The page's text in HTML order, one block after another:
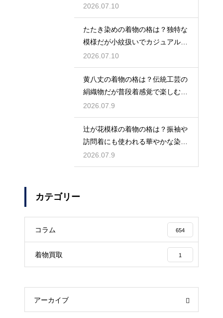
説
2026.07.10
たたき染めの着物の格は？独特な
模様だが小紋扱いでカジュアルに
着こなす
2026.07.10
黄八丈の着物の格は？伝統工芸の
絹織物だが普段着感覚で楽しむお
しゃれ着
2026.07.9
辻が花模様の着物の格は？振袖や
訪問着にも使われる華やかな染め
の格式
2026.07.9
カテゴリー
コラム 654
着物買取 1
アーカイブ